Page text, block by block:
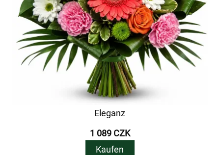
Eleganz
1 089 CZK
Kaufen